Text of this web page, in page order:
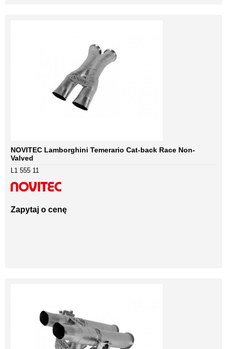
NOVITEC Lamborghini Temerario Cat-back Race Non-
Valved
L1 555 11
Zapytaj o cenę